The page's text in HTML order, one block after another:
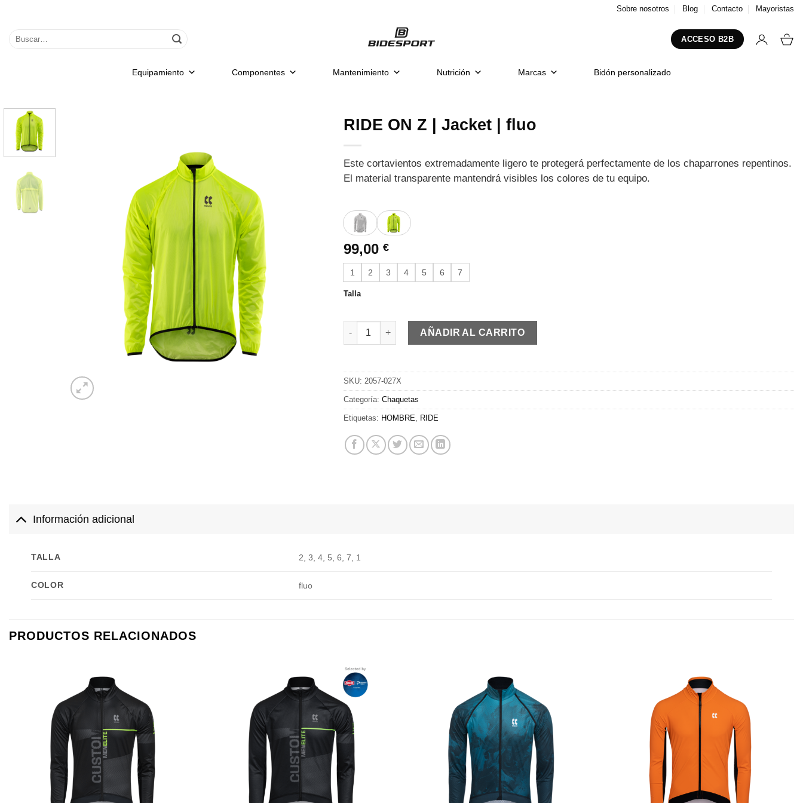
contenido
Sobre nosotros Blog Contacto Mayoristas
Buscar
ACCESO B2B
Equipamiento Componentes Mantenimiento Nutrición Marcas Bidón personalizado
RIDE ON Z | Jacket | fluo
Este cortavientos extremadamente ligero te protegerá perfectamente de los chaparrones repentinos.
El material transparente mantendrá visibles los colores de tu equipo.
99,00 €
1 2 3 4 5 6 7
Talla
RIDE ON Z | Jacket | fluo cantidad
AÑADIR AL CARRITO
SKU: 2057-027X
Categoría: Chaquetas
Etiquetas: HOMBRE RIDE
Información adicional
TALLA 2, 3, 4, 5, 6, 7, 1
COLOR fluo
PRODUCTOS RELACIONADOS